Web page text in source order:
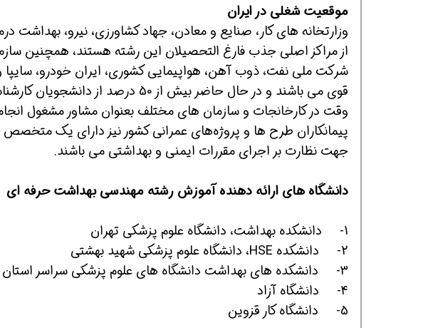
موقعیت شغلی در ایران
وزارتخانه های کار، صنایع و معادن، جهاد کشاورزی، نیرو،
از مراکز اصلی جذب فارغ التحصیلان این رشته هستند، همچنین
شرکت ملی نفت، ذوب آهن، هواپیمایی کشوری، ایران خودرو،
قوی می باشند و در حال حاضر بیش از 50
وقت در کارخانجات و سازمان های مختلف بعنوان مشاور مشغول
جهت نظارت بر اجرای مقررات ایمنی و بهداشتی می باشند.
دانشگاه های ارائه دهنده آموزش رشته مهندسی بهداشت حرفه ای
1- دانشکده بهداشت، دانشگاه علوم پزشکی تهران
2- دانشکده HSE، دانشگاه علوم پزشکی شهید بهشتی
3- دانشکده های بهداشت دانشگاه های علوم پزشکی سراسر استان های کشور
4- دانشگاه آزاد
5- دانشگاه کار قزوین
همین حالا بگیرش همین حالا بگیرش همین حالا بگیرش